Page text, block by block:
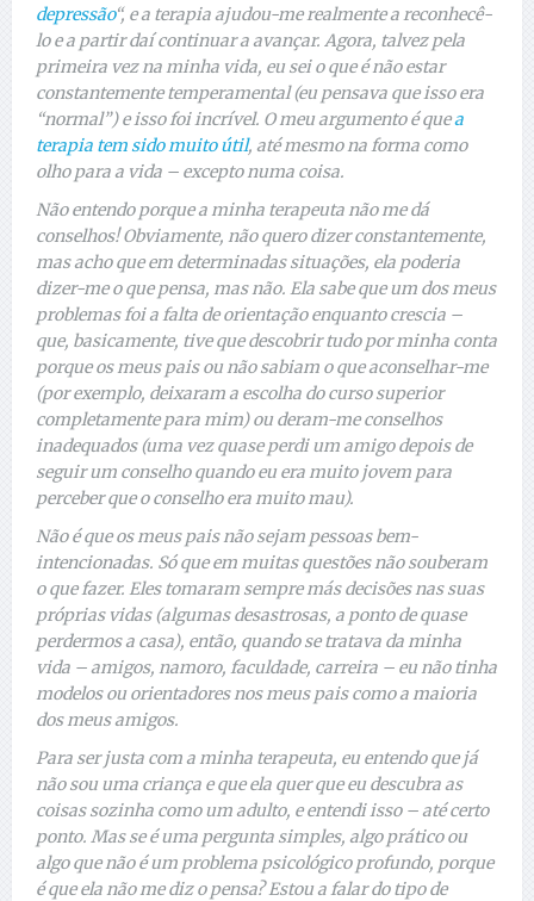
depressão“, e a terapia ajudou-me realmente a reconhecê-
lo e a partir daí continuar a avançar. Agora, talvez pela
primeira vez na minha vida, eu sei o que é não estar
constantemente temperamental (eu pensava que isso era
“normal”) e isso foi incrível. O meu argumento é quea
terapia tem sido muito útil, até mesmo na forma como
olho para a vida – excepto numa coisa.
Não entendo porque a minha terapeuta não me dá
conselhos! Obviamente, não quero dizer constantemente,
mas acho que em determinadas situações, ela poderia
dizer-me o que pensa, mas não. Ela sabe que um dos meus
problemas foi a falta de orientação enquanto crescia –
que, basicamente, tive que descobrir tudo por minha conta
porque os meus pais ou não sabiam o que aconselhar-me
(por exemplo, deixaram a escolha do curso superior
completamente para mim) ou deram-me conselhos
inadequados (uma vez quase perdi um amigo depois de
seguir um conselho quando eu era muito jovem para
perceber que o conselho era muito mau).
Não é que os meus pais não sejam pessoas bem-
intencionadas. Só que em muitas questões não souberam
o que fazer. Eles tomaram sempre más decisões nas suas
próprias vidas (algumas desastrosas, a ponto de quase
perdermos a casa), então, quando se tratava da minha
vida – amigos, namoro, faculdade, carreira – eu não tinha
modelos ou orientadores nos meus pais como a maioria
dos meus amigos.
Para ser justa com a minha terapeuta, eu entendo que já
não sou uma criança e que ela quer que eu descubra as
coisas sozinha como um adulto, e entendi isso – até certo
ponto. Mas se é uma pergunta simples, algo prático ou
algo que não é um problema psicológico profundo, porque
é que ela não me diz o pensa? Estou a falar do tipo de